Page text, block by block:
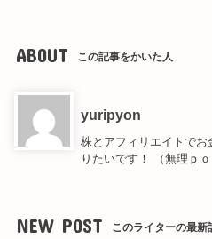
ABOUT この記事をかいた人
yuripyon
株とアフィリエイトで
りたいです！ （無理ｐｏ
NEW POST このライターの最新